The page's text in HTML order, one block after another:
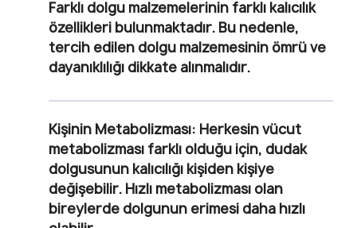
Farklı dolgu malzemelerinin farklı kalıcılık
özellikleri bulunmaktadır. Bu nedenle,
tercih edilen dolgu malzemesinin ömrü ve
dayanıklılığı dikkate alınmalıdır.
Kişinin Metabolizması: Herkesin vücut
metabolizması farklı olduğu için, dudak
dolgusunun kalıcılığı kişiden kişiye
değişebilir. Hızlı metabolizması olan
bireylerde dolgunun erimesi daha hızlı